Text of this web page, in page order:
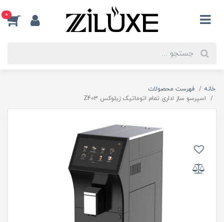
0
خانه
فهرست محصولات
اسپرسو ساز اداری تمام اتوماتیک زیلوکس Z403